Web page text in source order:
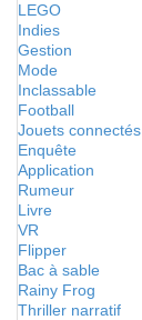
LEGO
Indies
Gestion
Mode
Inclassable
Football
Jouets connectés
Enquête
Application
Rumeur
Livre
VR
Flipper
Bac à sable
Rainy Frog
Thriller narratif